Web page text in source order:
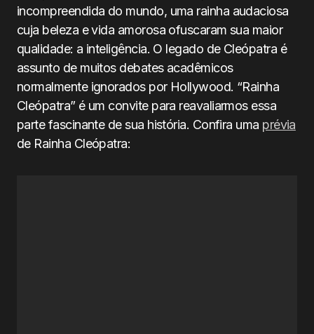
incompreendida do mundo, uma rainha audaciosa
cuja beleza e vida amorosa ofuscaram sua maior
qualidade: a inteligência. O legado de Cleópatra é
assunto de muitos debates acadêmicos
normalmente ignorados por Hollywood. “Rainha
Cleópatra” é um convite para reavaliarmos essa
parte fascinante de sua história. Confira uma prévia
de Rainha Cleópatra: